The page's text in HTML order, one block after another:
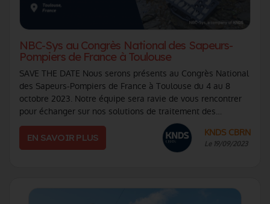
NBC-Sys au Congrès National des Sapeurs-
Pompiers de France à Toulouse
SAVE THE DATE Nous serons présents au Congrès National
des Sapeurs-Pompiers de France à Toulouse du 4 au 8
octobre 2023. Notre équipe sera ravie de vous rencontrer
pour échanger sur nos solutions de traitement des
menaces NRBC destinées aux primo-int (...)
EN SAVOIR PLUS KNDS CBRN
Le 19/09/2023